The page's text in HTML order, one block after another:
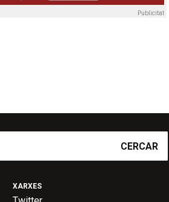
Publicitat
CERCAR
XARXES